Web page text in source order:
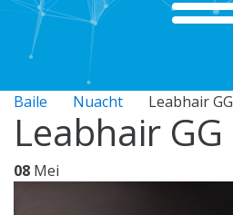
Baile Nuacht Leabhair GG
Leabhair GG
08 Mei